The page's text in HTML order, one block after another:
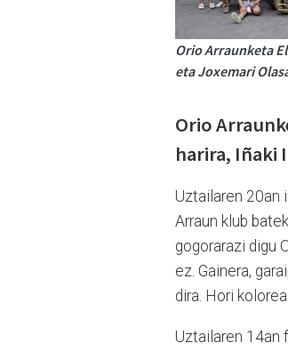
Orio Arraunketa
eta Joxemari
Orio
harira, Iñaki
Uztailaren 20an
Arraun klub
gogorarazi digu
ez. Gainera,
dira. Hori
Uztailaren 14an